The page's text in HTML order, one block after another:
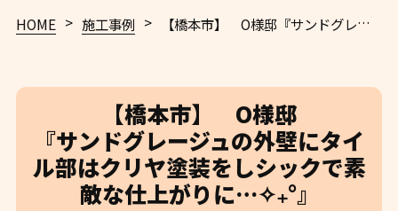
HOME > 施工事例 > 【橋本市】 O様邸 『サンドグレージュの外壁にタイル部はクリヤ塗装をしシックで素敵な仕上がりに…✧₊°』
【橋本市】 O様邸
『サンドグレージュの外壁にタイ
ル部はクリヤ塗装をしシックで素
敵な仕上がりに…✧₊°』